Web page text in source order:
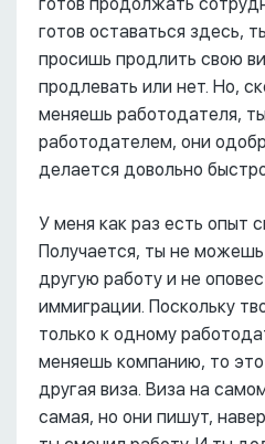
готов продолжать
готов оставаться здесь,
просишь продлить свою
продлевать или нет. Но,
меняешь работодателя,
работодателем, они
делается довольно
У меня как раз есть опыт
Получается, ты не
другую работу и не
иммиграции. Поскольку
только к одному
меняешь компанию, то
другая виза. Виза на
самая, но они пишут,